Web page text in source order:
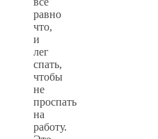
равно
что,
и
лег
спать,
чтобы
не
проспать
на
работу.